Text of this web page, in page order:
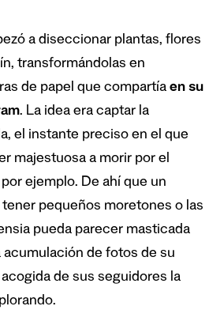
a diseccionar plantas, flores
transformándolas en
de papel que compartía en su
. La idea era captar la
el instante preciso en el que
majestuosa a morir por el
ejemplo. De ahí que un
pequeños moretones o las
pueda parecer masticada
acumulación de fotos de su
de sus seguidores la